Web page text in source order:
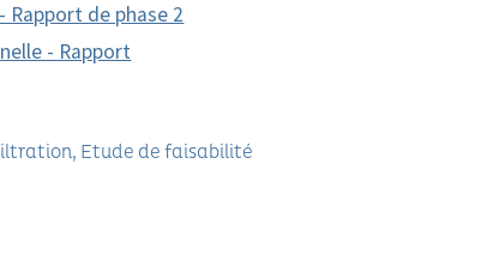
Rapport de phase 2
- Rapport
Etude de faisabilité